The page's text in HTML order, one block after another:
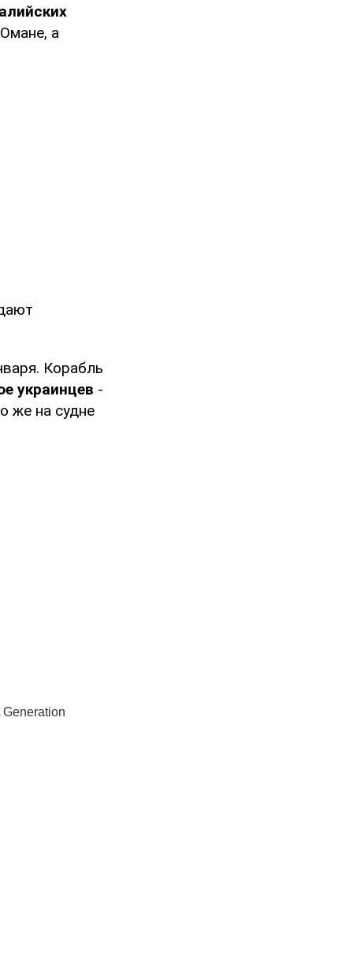
а
Корабль
украинцев -
же на судне